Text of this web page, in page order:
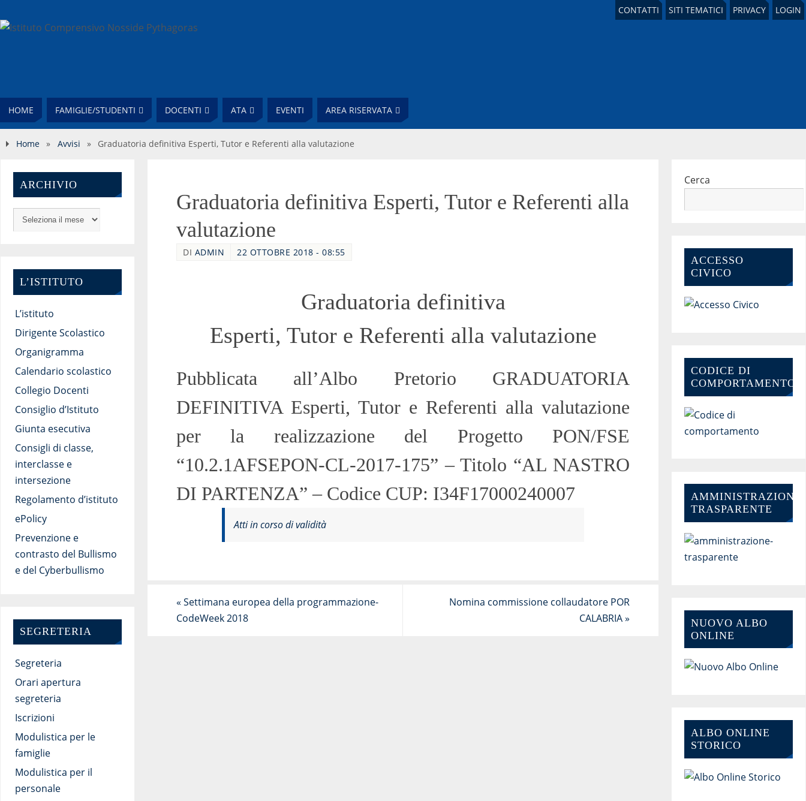
CONTATTI SITI TEMATICI PRIVACY LOGIN
HOME FAMIGLIE/STUDENTI DOCENTI ATA EVENTI AREA RISERVATA
Home » Avvisi » Graduatoria definitiva Esperti, Tutor e Referenti alla valutazione
Graduatoria definitiva Esperti, Tutor e Referenti alla
valutazione
DI ADMIN 22 OTTOBRE 2018 - 08:55
Graduatoria definitiva
Esperti, Tutor e Referenti alla valutazione
Pubblicata all’Albo Pretorio GRADUATORIA
DEFINITIVA Esperti, Tutor e Referenti alla valutazione
per la realizzazione del Progetto PON/FSE
“10.2.1AFSEPON-CL-2017-175” – Titolo “AL NASTRO
DI PARTENZA” – Codice CUP: I34F17000240007
Atti in corso di validità
« Settimana europea della programmazione-
CodeWeek 2018
Nomina commissione collaudatore POR
CALABRIA»
ARCHIVIO
L’ISTITUTO
L’istituto
Dirigente Scolastico
Organigramma
Calendario scolastico
Collegio Docenti
Consiglio d’Istituto
Giunta esecutiva
Consigli di classe,
interclasse e
intersezione
Regolamento d’istituto
ePolicy
Prevenzione e
contrasto del Bullismo
e del Cyberbullismo
SEGRETERIA
Segreteria
Orari apertura
segreteria
Iscrizioni
Modulistica per le
famiglie
Modulistica per il
personale
Cerca
ACCESSO
CIVICO
CODICE DI
COMPORTAMENTO
AMMINISTRAZIONE-
TRASPARENTE
NUOVO ALBO
ONLINE
ALBO ONLINE
STORICO